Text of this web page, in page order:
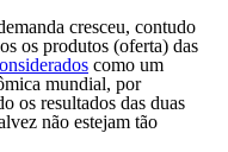
cresceu, contudo
os produtos (oferta) das
como um
mundial, por
os resultados das duas
não estejam tão